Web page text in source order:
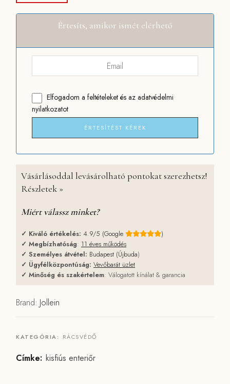
Értesíts, amikor ismét elérhető
Elfogadom a feltételeket és az adatvédelmi
nyilatkozatot
ÉRTESÍTÉST KÉREK
Vásárlásoddal levásárolható pontokat szerezhetsz!
Részletek »
Miért válassz minket?
✓ Kiváló értékelés: 4.9/5 (Google
)
✓ Megbízhatóság: 11 éves működés
✓ Személyes átvétel: Budapest (Újbuda)
✓ Ügyfélközpontúság: Vevőbarát üzlet
✓ Minőség és szakértelem: Válogatott kínálat & garancia
Brand: Jollein
KATEGÓRIA: RÁCSVÉDŐ
Címke: kisfiús enteriőr